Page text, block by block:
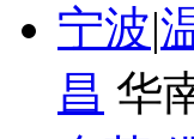
宁波|
昌 华